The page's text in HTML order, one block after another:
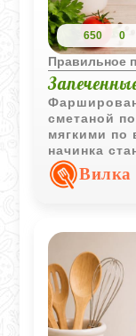
650 0
Правильное
сметаной
мягкими по
начинка
горячий
еще Вилка